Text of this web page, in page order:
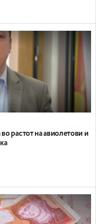
растот на авиолетови и